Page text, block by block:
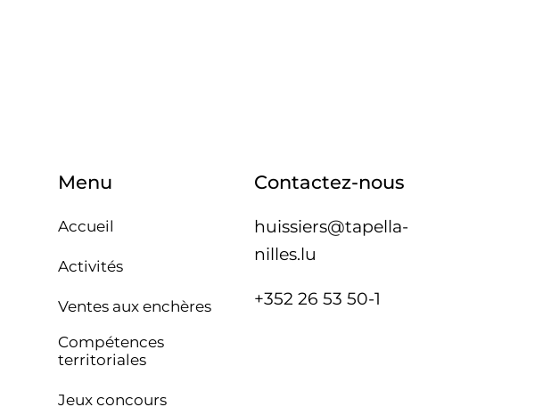
Menu
Accueil
Activités
Ventes aux enchères
Compétences
territoriales
Jeux concours
Contactez-nous
huissiers@tapella-
nilles.lu
+352 26 53 50-1